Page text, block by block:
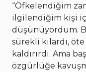
“Öfkelendiğim
ilgilendiğim kişi
düşünüyordum.
sürekli kılardı, öte
kaldırırdı. Ama
özgürlüğe